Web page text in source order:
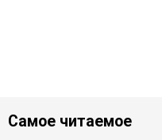
Самое читаемое